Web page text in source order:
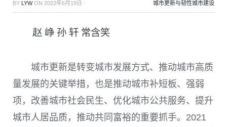
BY LYWON 2022年6月19日 · 城市更新与韧性城市建设
赵 峥 孙 轩 常含笑
城市更新是转变城市发展方式、推动城市高质
量发展的关键举措，也是推动城市补短板、强弱
项，改善城市社会民生、优化城市公共服务、提升
城市人居品质，推动共同富裕的重要抓手。 2021